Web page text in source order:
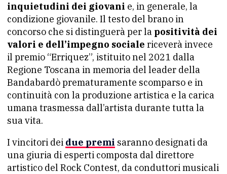
inquietudini dei giovani e, in generale, la
condizione giovanile. Il testo del brano in
concorso che si distinguerà per la positività dei
valori e dell’impegno sociale riceverà invece
il premio “Erriquez”, istituito nel 2021 dalla
Regione Toscana in memoria del leader della
Bandabardò prematuramente scomparso e in
continuità con la produzione artistica e la carica
umana trasmessa dall’artista durante tutta la
sua vita.
I vincitori dei due premi saranno designati da
una giuria di esperti composta dal direttore
artistico del Rock Contest, da conduttori musicali